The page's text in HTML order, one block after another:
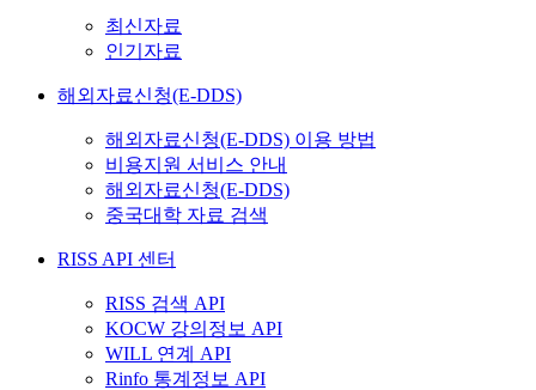
최신자료
인기자료
해외자료신청(E-DDS)
해외자료신청(E-DDS) 이용 방법
비용지원 서비스 안내
해외자료신청(E-DDS)
중국대학 자료 검색
RISS API 센터
RISS 검색 API
KOCW 강의정보 API
WILL 연계 API
Rinfo 통계정보 API